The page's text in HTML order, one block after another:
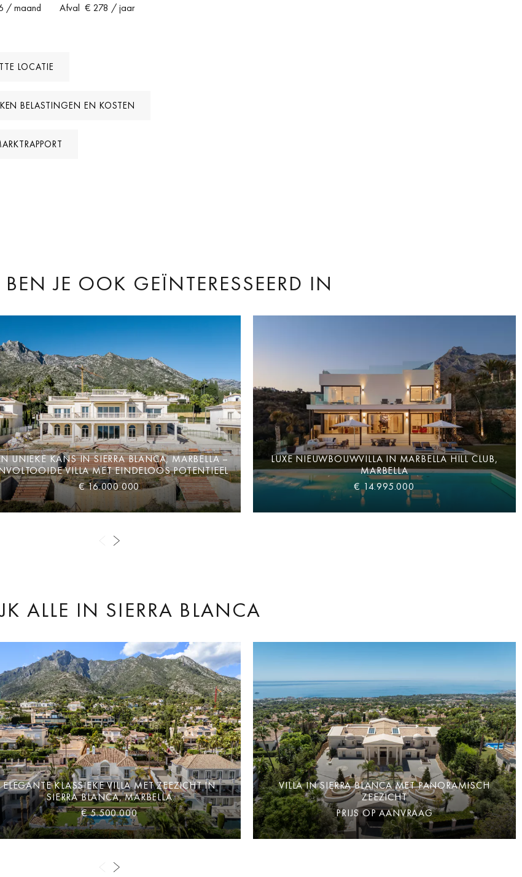
/ maand Afval € 278 / jaar
LOCATIE
BELASTINGEN EN KOSTEN
JE OOK GEÏNTERESSEERD IN
UNIEKE KANS IN SIERRA BLANCA, MARBELLA –
VILLA MET EINDELOOS POTENTIEEL
€ 16.000.000
LUXE NIEUWBOUWVILLA IN MARBELLA HILL CLUB,
MARBELLA
€ 14.995.000
ALLE IN SIERRA BLANCA
ELEGANTE KLASSIEKE VILLA MET ZEEZICHT IN
SIERRA BLANCA, MARBELLA
€ 5.500.000
VILLA IN SIERRA BLANCA MET PANORAMISCH
ZEEZICHT
PRIJS OP AANVRAAG